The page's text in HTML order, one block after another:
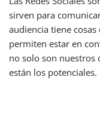
sirven para
audiencia tiene
permiten estar en
no solo son nuestros
están los potenciales.